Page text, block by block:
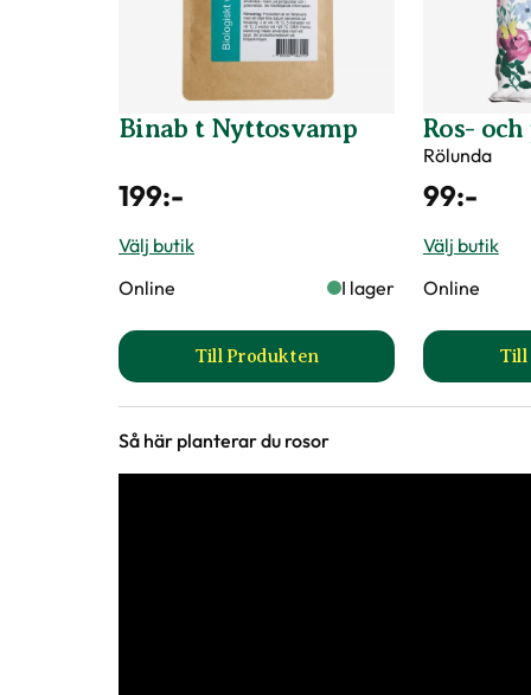
Binab t Nyttosvamp
199:-
Välj butik
Online
I lager
Till Produkten
till Binab t Nyttosvamp
Ros-
Rölunda
99:-
Välj butik
Online
Till
Så här planterar du rosor